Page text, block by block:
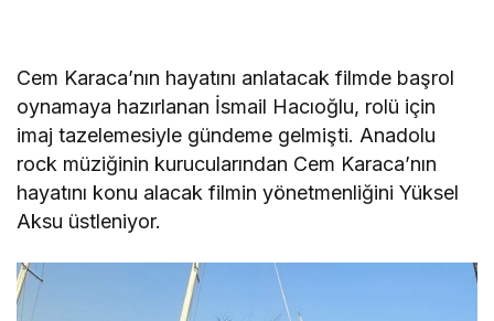
Cem Karaca’nın hayatını anlatacak filmde başrol
oynamaya hazırlanan İsmail Hacıoğlu, rolü için
imaj tazelemesiyle gündeme gelmişti. Anadolu
rock müziğinin kurucularından Cem Karaca’nın
hayatını konu alacak filmin yönetmenliğini Yüksel
Aksu üstleniyor.